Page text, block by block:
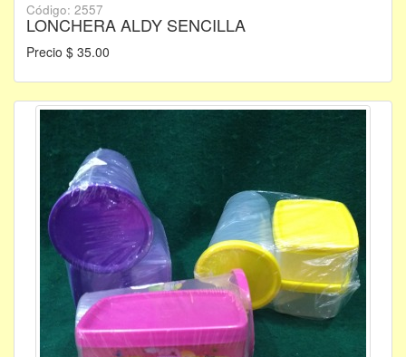
Código: 2557
LONCHERA ALDY SENCILLA
Precio $ 35.00